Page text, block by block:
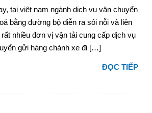
tại việt nam ngành dịch vụ vận chuyển
bằng đường bộ diễn ra sôi nỗi và liên
nhiều đơn vị vận tải cung cấp dịch vụ
gửi hàng chành xe đi […]
ĐỌC TIẾP